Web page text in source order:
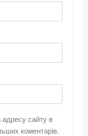
адресу сайту в
коментарів.